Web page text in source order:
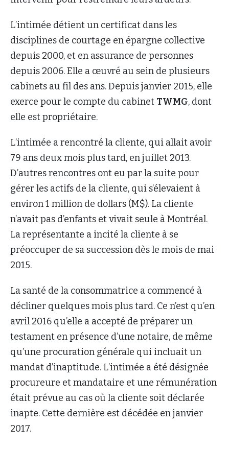
L’intimée détient un certificat dans les
disciplines de courtage en épargne collective
depuis 2000, et en assurance de personnes
depuis 2006. Elle a œuvré au sein de plusieurs
cabinets au fil des ans. Depuis janvier 2015, elle
exerce pour le compte du cabinet TWMG, dont
elle est propriétaire.
L’intimée a rencontré la cliente, qui allait avoir
79 ans deux mois plus tard, en juillet 2013.
D’autres rencontres ont eu par la suite pour
gérer les actifs de la cliente, qui s’élevaient à
environ 1 million de dollars (M$). La cliente
n’avait pas d’enfants et vivait seule à Montréal.
La représentante a incité la cliente à se
préoccuper de sa succession dès le mois de mai
2015.
La santé de la consommatrice a commencé à
décliner quelques mois plus tard. Ce n’est qu’en
avril 2016 qu’elle a accepté de préparer un
testament en présence d’une notaire, de même
qu’une procuration générale qui incluait un
mandat d’inaptitude. L’intimée a été désignée
procureure et mandataire et une rémunération
était prévue au cas où la cliente soit déclarée
inapte. Cette dernière est décédée en janvier
2017.